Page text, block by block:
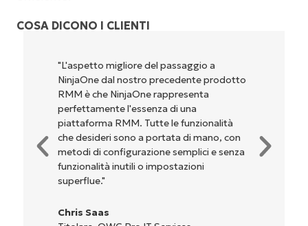
COSA DICONO I CLIENTI
prodotto
funzionalità
di mano, con
e senza
"NinjaOne è incredibilmente facile
perché unisce un’interfaccia
potenti funzionalità di back-end.
configurazione e la gestione
dell'interfaccia non sono affatto
complicate. Tutte le opzioni e gli
sono indicati chiaramente e sono
l'interfaccia è davvero facile da